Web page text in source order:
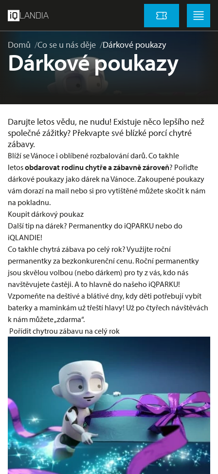
LANDIA Vstupenky
Menu
Domů Co se u nás děje Dárkové poukazy
Dárkové poukazy
Darujte letos vědu, ne nudu! Existuje něco lepšího než
společné zážitky? Překvapte své blízké porcí chytré
zábavy.
Blíží se Vánoce i oblíbené rozbalování darů. Co takhle
letosobdarovat rodinu chytře a zábavně zároveň? Pořiďte
dárkové poukazy jako dárek na Vánoce. Zakoupené poukazy
vám dorazí na mail nebo si pro vytištěné můžete skočit k nám
na pokladnu.
Koupit dárkový poukaz
Další tip na dárek? Permanentky do iQPARKU nebo do
iQLANDIE!
Co takhle chytrá zábava po celý rok? Využijte roční
permanentky za bezkonkurenční cenu. Roční permanentky
jsou skvělou volbou (nebo dárkem) pro ty z vás, kdo nás
navštěvujete častěji. A to hlavně do našeho iQPARKU!
Vzpomeňte na deštivé a blátivé dny, kdy děti potřebují vybít
baterky a maminkám už třeští hlavy! Už po čtyřech návštěvách
k nám můžete „zdarma“.
Pořídit chytrou zábavu na celý rok